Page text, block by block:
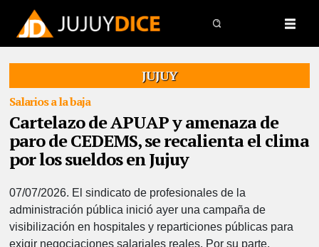
JUJUY
Salarios a la baja
Cartelazo de APUAP y amenaza de
paro de CEDEMS, se recalienta el clima
por los sueldos en Jujuy
07/07/2026. El sindicato de profesionales de la
administración pública inició ayer una campaña de
visibilización en hospitales y reparticiones públicas para
exigir negociaciones salariales reales. Por su parte,